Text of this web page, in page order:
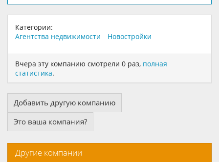
Категории:
Агентства недвижимости
Новостройки
Вчера эту компанию смотрели 0 раз, полная
статистика.
Добавить другую компанию
Это ваша компания?
Другие компании